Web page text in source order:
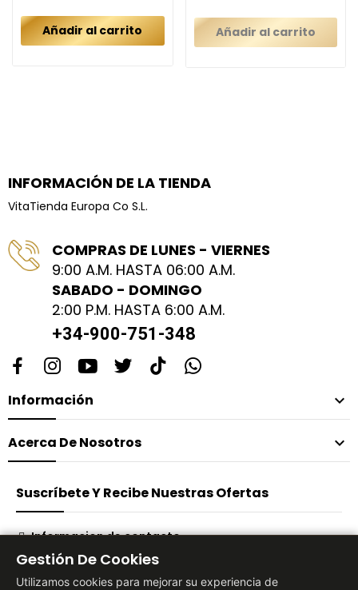
Añadir al carrito Añadir al carrito
INFORMACIÓN DE LA TIENDA
VitaTienda Europa Co S.L.
COMPRAS DE LUNES - VIERNES
9:00 A.M. HASTA 06:00 A.M.
SABADO - DOMINGO
2:00 P.M. HASTA 6:00 A.M.
+34-900-751-348
Información 
Acerca De Nosotros 
Suscríbete Y Recibe Nuestras Ofertas
Informacion de contacto
Gestión De Cookies
Utilizamos cookies para mejorar su experiencia de